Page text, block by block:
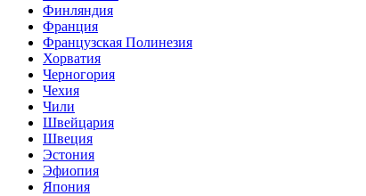
Финляндия
Франция
Французская Полинезия
Хорватия
Черногория
Чехия
Чили
Швейцария
Швеция
Эстония
Эфиопия
Япония